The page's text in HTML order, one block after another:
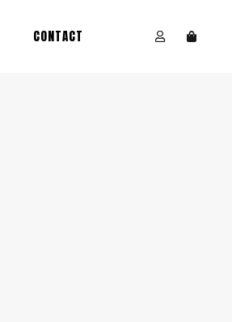
CONTACT